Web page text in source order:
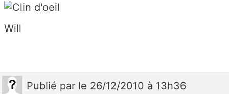
Will
Publié par le 26/12/2010 à 13h36